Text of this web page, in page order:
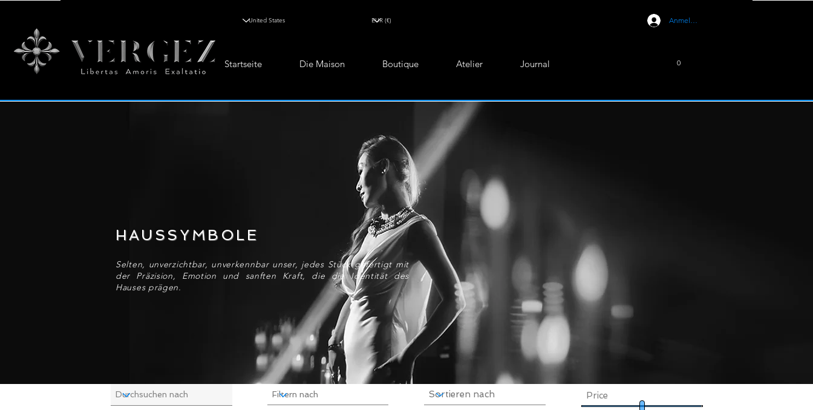
Startseite Die Maison Boutique Atelier Journal
Anmelden
0
HAUSSYMBOLE
Selten, unverzichtbar, unverkennbar unser, jedes Stück gefertigt mit
der Präzision, Emotion und sanften Kraft, die die Identität des
Hauses prägen.
Price